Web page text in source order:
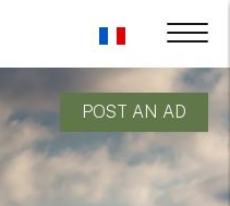
POST AN AD